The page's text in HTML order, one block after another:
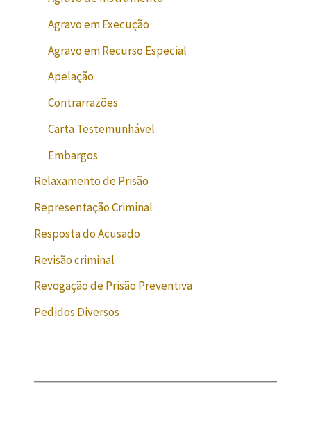
Agravo em Execução
Agravo em Recurso Especial
Apelação
Contrarrazões
Carta Testemunhável
Embargos
Relaxamento de Prisão
Representação Criminal
Resposta do Acusado
Revisão criminal
Revogação de Prisão Preventiva
Pedidos Diversos